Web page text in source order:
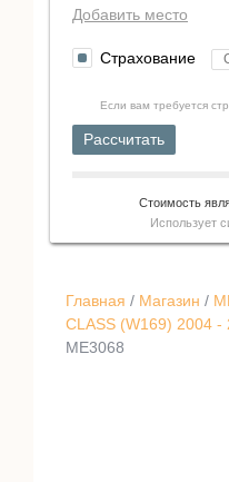
Главная / Магазин /
CLASS (W169) 2004 -
ME3068
Добавить место
Страхование
Если вам требуется
Рассчитать
Стоимость
Использует